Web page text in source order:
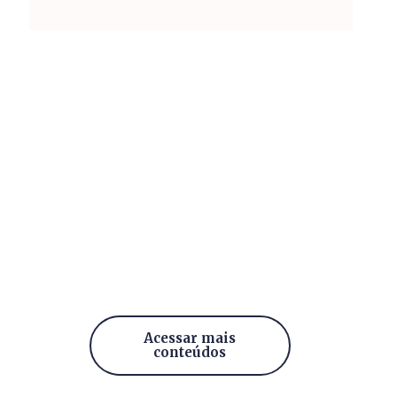
Acessar mais
conteúdos